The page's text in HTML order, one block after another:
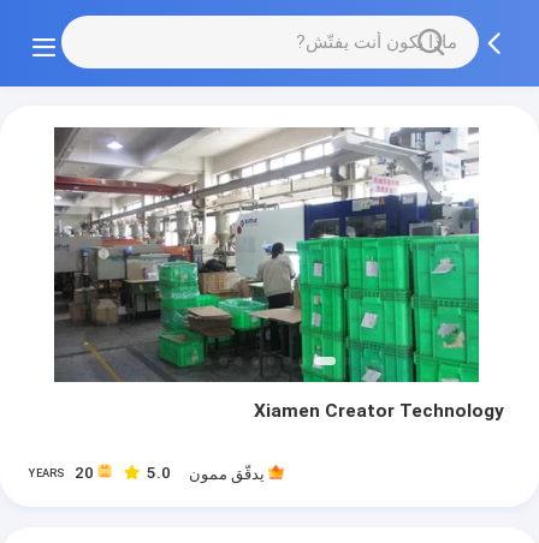
Xiamen Creator Technology
YEARS 5.0 يدقّق ممون